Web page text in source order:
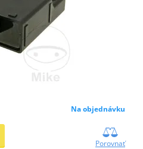
Na objednávku
Porovnať